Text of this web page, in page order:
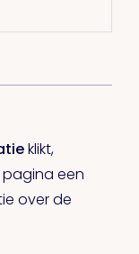
klikt,
een
over de